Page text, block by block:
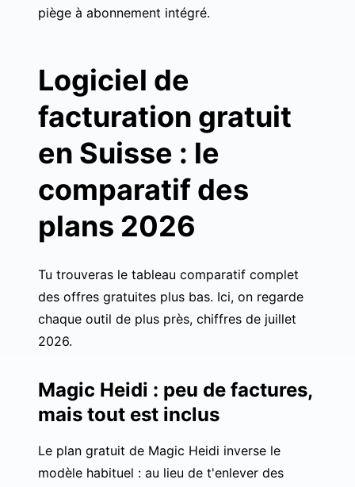
piège à abonnement intégré.
Logiciel de
facturation gratuit
en Suisse : le
comparatif des
plans 2026
Tu trouveras le tableau comparatif complet
des offres gratuites plus bas. Ici, on regarde
chaque outil de plus près, chiffres de juillet
2026.
Magic Heidi : peu de factures,
mais tout est inclus
Le plan gratuit de Magic Heidi inverse le
modèle habituel : au lieu de t'enlever des